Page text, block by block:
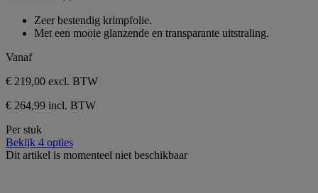
sterren.
Zeer bestendig krimpfolie.
Met een mooie glanzende en transparante uitstraling.
Vanaf
€ 219,00 excl. BTW
€ 264,99 incl. BTW
Per stuk
Bekijk 4 opties
Dit artikel is momenteel niet beschikbaar